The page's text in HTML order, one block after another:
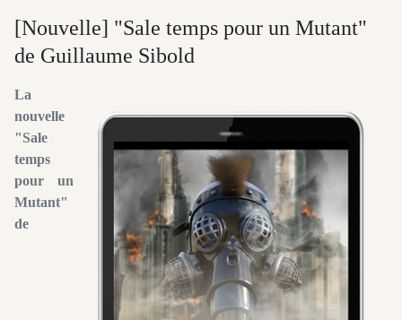
[Nouvelle] "Sale temps pour un Mutant"
de Guillaume Sibold
La
nouvelle
"Sale
temps
pour un
Mutant"
de